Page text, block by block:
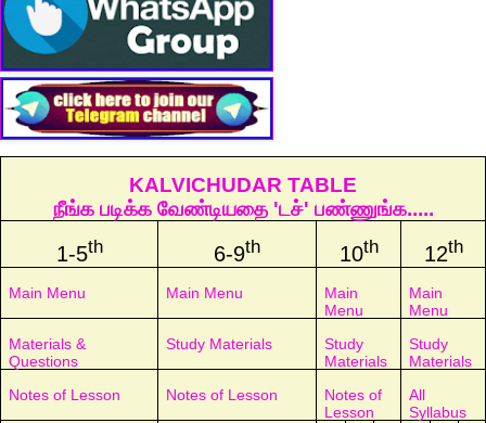
KALVICHUDAR TABLE
நீங்க படிக்க வேண்டியதை 'டச்' பண்ணுங்க.....
1-5th 6-9th 10th 12th
Main Menu Main Menu
Main
Menu
Main
Menu
Materials &
Questions
Study Materials
Study
Materials
Study
Materials
Notes of Lesson
Notes of Lesson
Notes of
Lesson
All
Syllabus